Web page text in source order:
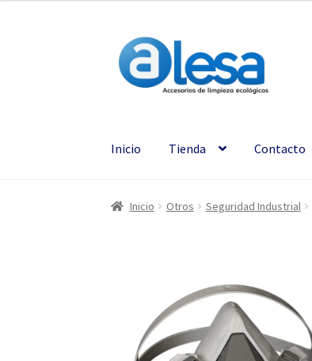
Inicio Tienda Contacto
Inicio Otros Seguridad Industrial